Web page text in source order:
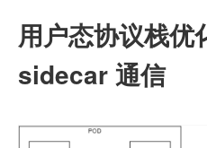
用户态协议栈
sidecar 通信